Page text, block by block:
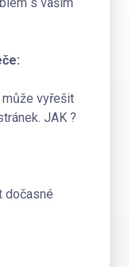
vyřešit
JAK ?
dočasné